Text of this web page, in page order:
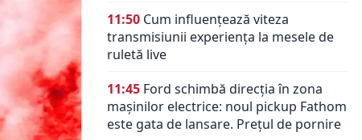
11:50 Cum influențează viteza
transmisiunii experiența la mesele de
ruletă live
11:45 Ford schimbă direcția în zona
mașinilor electrice: noul pickup Fathom
este gata de lansare. Prețul de pornire